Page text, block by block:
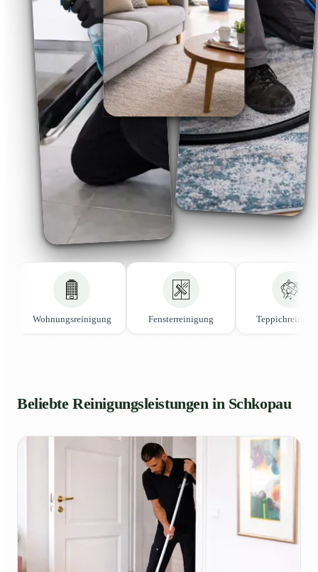
Wohnungsreinigung Fensterreinigung
Beliebte Reinigungsleistungen in Schkopau